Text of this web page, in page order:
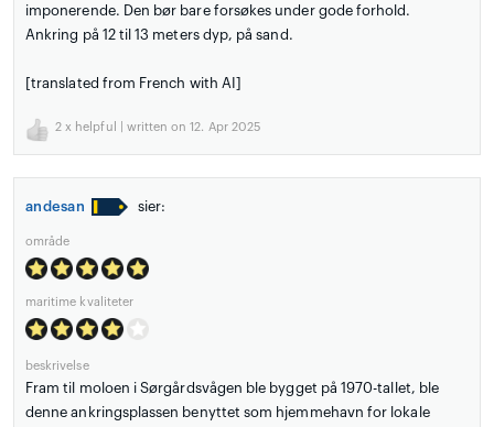
imponerende. Den bør bare forsøkes under gode forhold.
Ankring på 12 til 13 meters dyp, på sand.
[translated from French with AI]
2 x helpful | written on 12. Apr 2025
andesan sier:
område
maritime kvaliteter
beskrivelse
Fram til moloen i Sørgårdsvågen ble bygget på 1970-tallet, ble
denne ankringsplassen benyttet som hjemmehavn for lokale